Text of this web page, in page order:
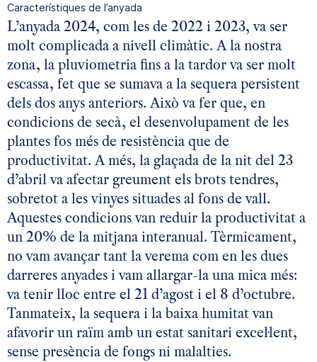
anyada 2014
Característiques de l’anyada
L’anyada 2024, com les de 2022 i 2023, va ser
molt complicada a nivell climàtic. A la nostra
zona, la pluviometria fins a la tardor va ser molt
escassa, fet que se sumava a la sequera persistent
dels dos anys anteriors. Això va fer que, en
condicions de secà, el desenvolupament de les
plantes fos més de resistència que de
productivitat. A més, la glaçada de la nit del 23
d’abril va afectar greument els brots tendres,
sobretot a les vinyes situades al fons de vall.
Aquestes condicions van reduir la productivitat a
un 20% de la mitjana interanual. Tèrmicament,
no vam avançar tant la verema com en les dues
darreres anyades i vam allargar-la una mica més:
va tenir lloc entre el 21 d’agost i el 8 d’octubre.
Tanmateix, la sequera i la baixa humitat van
afavorir un raïm amb un estat sanitari excel·lent,
sense presència de fongs ni malalties.